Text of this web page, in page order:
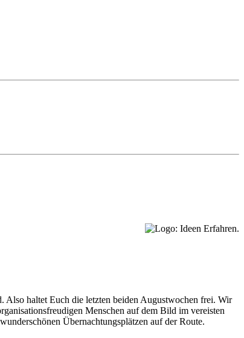
haltet Euch die letzten beiden Augustwochen frei. Wir
Menschen auf dem Bild im vereisten
Übernachtungsplätzen auf der Route.